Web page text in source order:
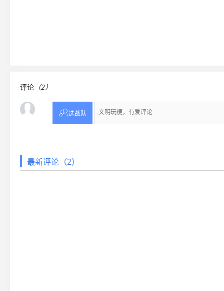
评论 （2）
选战队
最新评论（2）